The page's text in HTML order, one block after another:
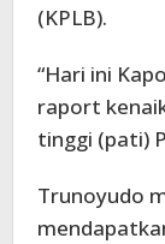
(KPLB).
“Hari ini
raport
tinggi (pati)
Trunoyudo